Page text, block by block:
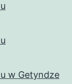
w Getyndze